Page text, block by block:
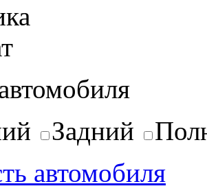
Задний
автомобиля